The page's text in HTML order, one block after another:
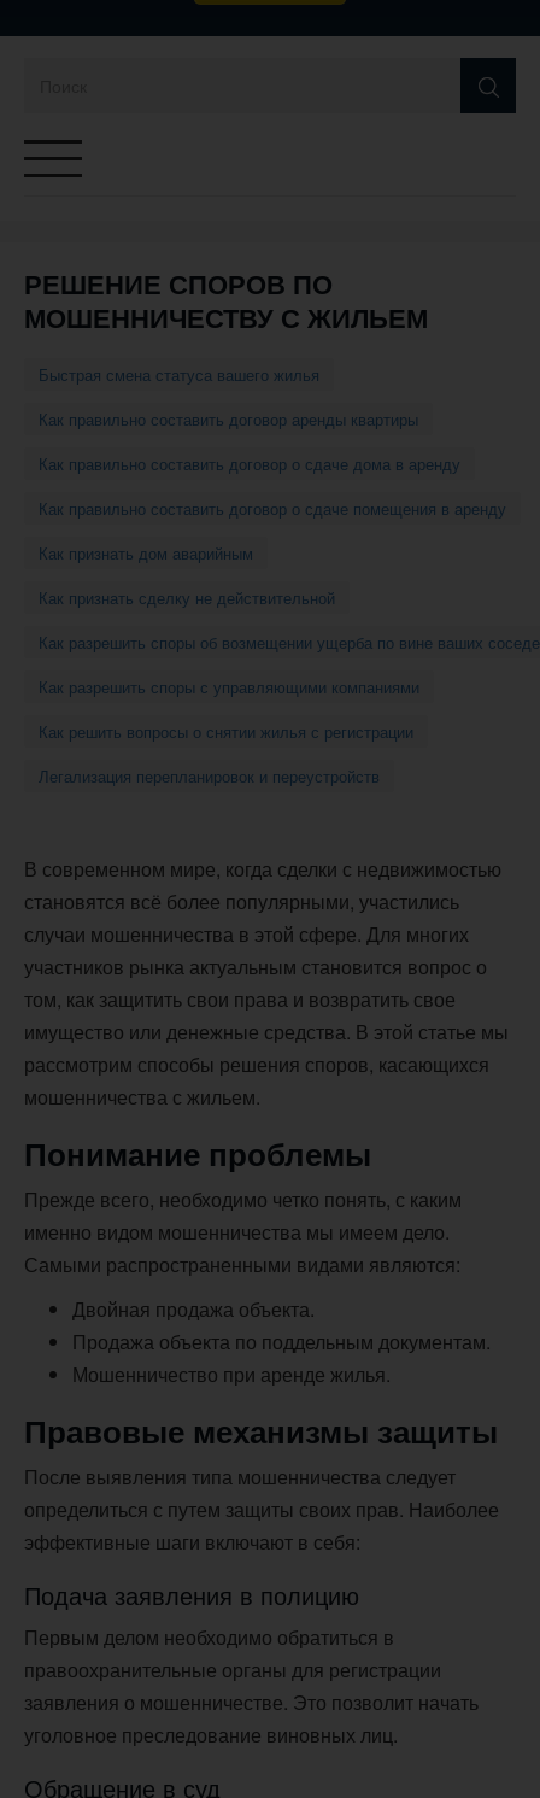
Переключатель
РЕШЕНИЕ СПОРОВ ПО
МОШЕННИЧЕСТВУ С ЖИЛЬЕМ
Быстрая смена статуса вашего жилья
Как правильно составить договор аренды квартиры
Как правильно составить договор о сдаче дома в аренду
Как правильно составить договор о сдаче помещения в аренду
Как признать дом аварийным
Как признать сделку не действительной
Как разрешить споры об возмещении ущерба по вине ваших
Как разрешить споры с управляющими компаниями
Как решить вопросы о снятии жилья с регистрации
Легализация перепланировок и переустройств
В современном мире, когда сделки с недвижимостью
становятся всё более популярными, участились
случаи мошенничества в этой сфере. Для многих
участников рынка актуальным становится вопрос о
том, как защитить свои права и возвратить свое
имущество или денежные средства. В этой статье мы
рассмотрим способы решения споров, касающихся
мошенничества с жильем.
Понимание проблемы
Прежде всего, необходимо четко понять, с каким
именно видом мошенничества мы имеем дело.
Самыми распространенными видами являются:
Двойная продажа объекта.
Продажа объекта по поддельным документам.
Мошенничество при аренде жилья.
Правовые механизмы защиты
После выявления типа мошенничества следует
определиться с путем защиты своих прав. Наиболее
эффективные шаги включают в себя:
Подача заявления в полицию
Первым делом необходимо обратиться в
правоохранительные органы для регистрации
заявления о мошенничестве. Это позволит начать
уголовное преследование виновных лиц.
Обращение в суд